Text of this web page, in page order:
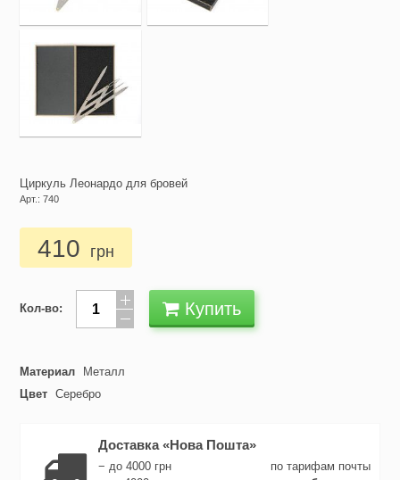
Циркуль Леонардо для бровей
Арт.: 740
410 грн
Кол-во: Купить
Материал
Металл
Цвет Серебро
Доставка «Нова Пошта»
− до 4000 грн
по тарифам почты